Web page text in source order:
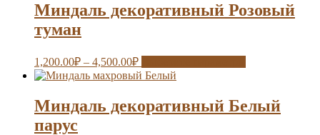
Миндаль декоративный Розовый
туман
1,200.00₽ – 4,500.00₽
Миндаль декоративный Белый
парус